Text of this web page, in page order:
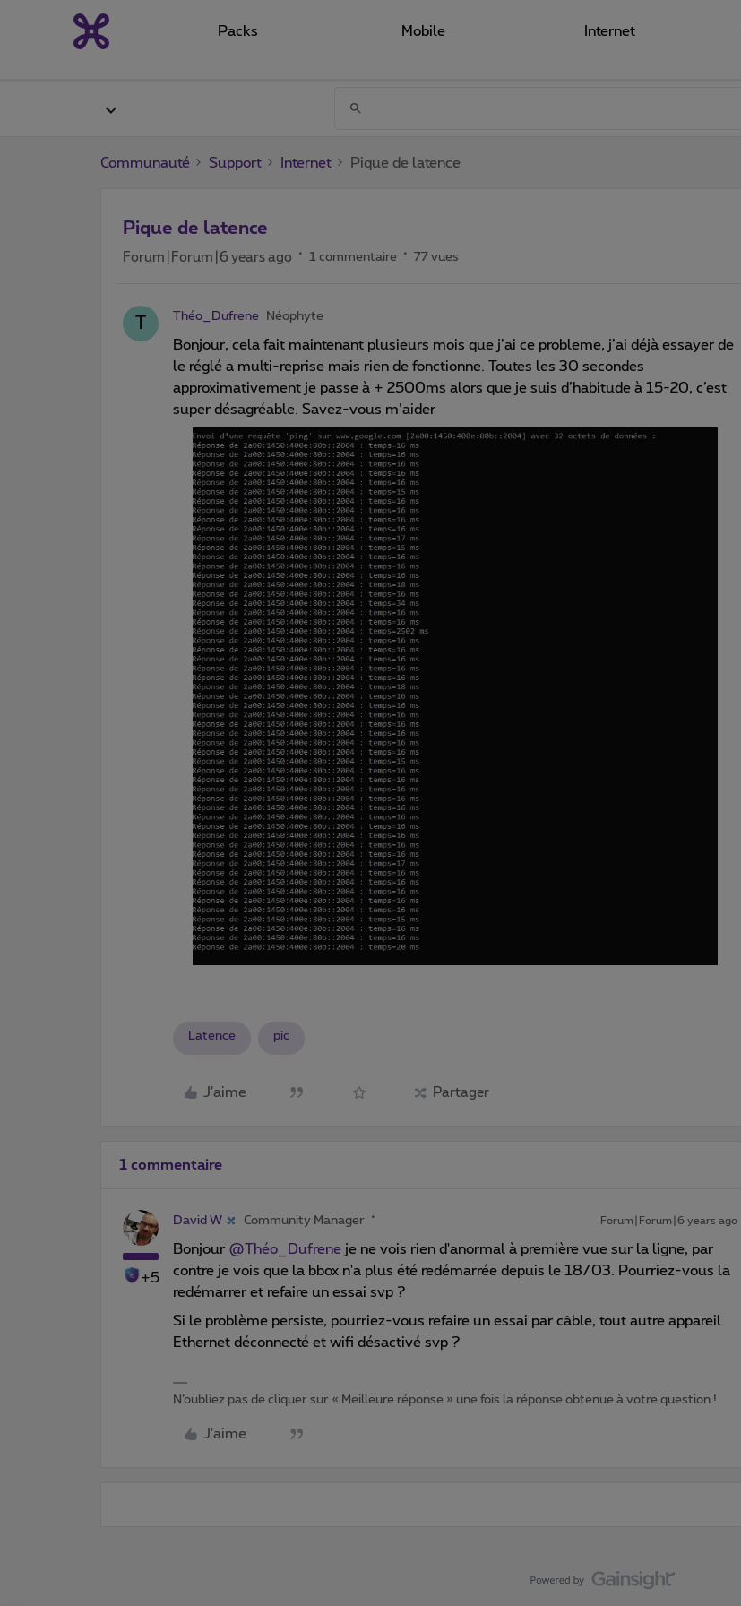
Packs Mobile Internet
Communauté Support Internet Pique de latence
Pique de latence
Forum|Forum|6 years ago 1 commentaire 77 vues
T Théo_Dufrene Néophyte
Bonjour, cela fait maintenant plusieurs mois que j’ai ce probleme, j’ai déjà essayer de
le réglé a multi-reprise mais rien de fonctionne. Toutes les 30 secondes
approximativement je passe à + 2500ms alors que je suis d’habitude à 15-20, c’est
super désagréable. Savez-vous m’aider
Latence pic
J'aime Partager
1 commentaire
+5
David W Community Manager Forum|Forum|6 years ago
Bonjour @Théo_Dufrene je ne vois rien d'anormal à première vue sur la ligne, par
contre je vois que la bbox n'a plus été redémarrée depuis le 18/03. Pourriez-vous la
redémarrer et refaire un essai svp ?
Si le problème persiste, pourriez-vous refaire un essai par câble, tout autre appareil
Ethernet déconnecté et wifi désactivé svp ?
N’oubliez pas de cliquer sur « Meilleure réponse » une fois la réponse obtenue à votre question !
J'aime